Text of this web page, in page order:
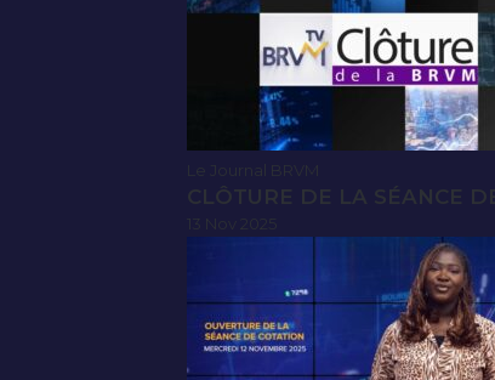
Le Journal BRVM
CLÔTURE DE LA SÉANCE